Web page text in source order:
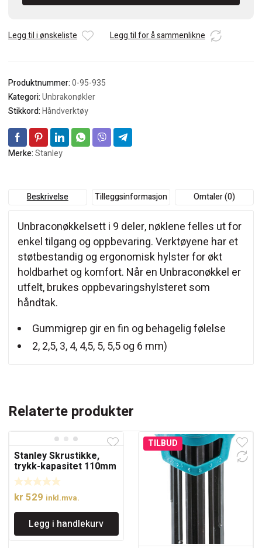
Legg til i ønskeliste Legg til for å sammenlikne
Produktnummer:0-95-935
Kategori:Unbrakonøkler
Stikkord:Håndverktøy
Merke:Stanley
Beskrivelse Tilleggsinformasjon Omtaler (0)
Unbraconøkkelsett i 9 deler, nøklene felles ut for
enkel tilgang og oppbevaring. Verktøyene har et
støtbestandig og ergonomisk hylster for økt
holdbarhet og komfort. Når en Unbraconøkkel er
utfelt, brukes oppbevaringshylsteret som
håndtak.
Gummigrep gir en fin og behagelig følelse
2, 2,5, 3, 4, 4,5, 5, 5,5 og 6 mm)
Relaterte produkter
Stanley Skrustikke,
trykk-kapasitet 110mm
kr 529 inkl.mva.
Legg i handlekurv
TILBUD